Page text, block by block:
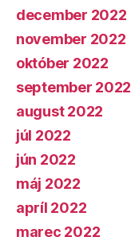
december 2022
november 2022
október 2022
september 2022
august 2022
júl 2022
jún 2022
máj 2022
apríl 2022
marec 2022